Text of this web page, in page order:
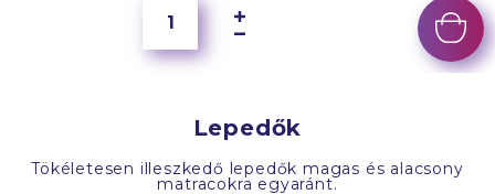
Lepedők
Tökéletesen illeszkedő lepedők magas és alacsony
matracokra egyaránt.